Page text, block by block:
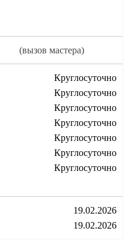
(вызов мастера)
Круглосуточно
Круглосуточно
Круглосуточно
Круглосуточно
Круглосуточно
Круглосуточно
Круглосуточно
19.02.2026
19.02.2026